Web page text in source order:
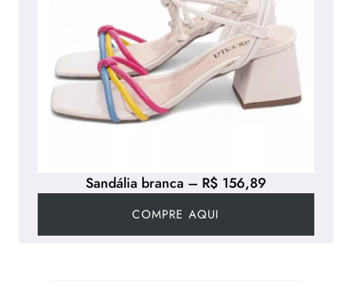
Sandália branca – R$ 156,89
COMPRE AQUI